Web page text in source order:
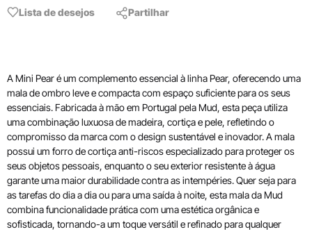
Lista de desejos Partilhar
A Mini Pear é um complemento essencial à linha Pear, oferecendo uma
mala de ombro leve e compacta com espaço suficiente para os seus
essenciais. Fabricada à mão em Portugal pela Mud, esta peça utiliza
uma combinação luxuosa de madeira, cortiça e pele, refletindo o
compromisso da marca com o design sustentável e inovador. A mala
possui um forro de cortiça anti-riscos especializado para proteger os
seus objetos pessoais, enquanto o seu exterior resistente à água
garante uma maior durabilidade contra as intempéries. Quer seja para
as tarefas do dia a dia ou para uma saída à noite, esta mala da Mud
combina funcionalidade prática com uma estética orgânica e
sofisticada, tornando-a um toque versátil e refinado para qualquer